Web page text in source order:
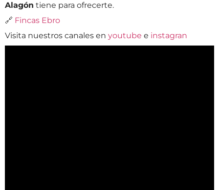
Alagón tiene para ofrecerte.
🔗 Fincas Ebro
Visita nuestros canales en youtube e instagran